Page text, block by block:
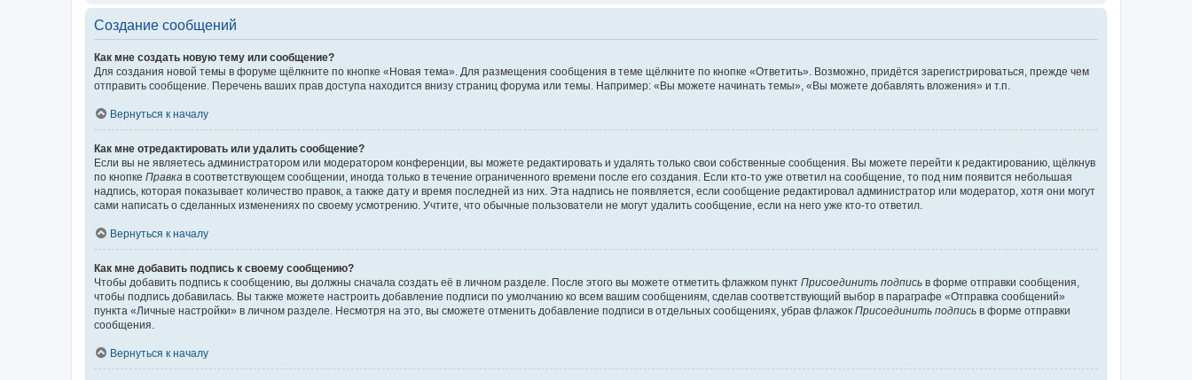
Создание сообщений
Как мне создать новую тему или сообщение?
Для создания новой темы в форуме щёлкните по кнопке «Новая тема». Для размещения сообщения в теме щёлкните по кнопке «Ответить». Возможно, придётся зарегистрироваться, прежде чем
отправить сообщение. Перечень ваших прав доступа находится внизу страниц форума или темы. Например: «Вы можете начинать темы», «Вы можете добавлять вложения» и т.п.
Вернуться к началу
Как мне отредактировать или удалить сообщение?
Если вы не являетесь администратором или модератором конференции, вы можете редактировать и удалять только свои собственные сообщения. Вы можете перейти к редактированию, щёлкнув
по кнопке Правка в соответствующем сообщении, иногда только в течение ограниченного времени после его создания. Если кто-то уже ответил на сообщение, то под ним появится небольшая
надпись, которая показывает количество правок, а также дату и время последней из них. Эта надпись не появляется, если сообщение редактировал администратор или модератор, хотя они могут
сами написать о сделанных изменениях по своему усмотрению. Учтите, что обычные пользователи не могут удалить сообщение, если на него уже кто-то ответил.
Вернуться к началу
Как мне добавить подпись к своему сообщению?
Чтобы добавить подпись к сообщению, вы должны сначала создать её в личном разделе. После этого вы можете отметить флажком пункт Присоединить подпись в форме отправки сообщения,
чтобы подпись добавилась. Вы также можете настроить добавление подписи по умолчанию ко всем вашим сообщениям, сделав соответствующий выбор в параграфе «Отправка сообщений»
пункта «Личные настройки» в личном разделе. Несмотря на это, вы сможете отменить добавление подписи в отдельных сообщениях, убрав флажок Присоединить подпись в форме отправки
сообщения.
Вернуться к началу